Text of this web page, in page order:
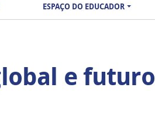
ESPAÇO DO EDUCADOR
e futuro